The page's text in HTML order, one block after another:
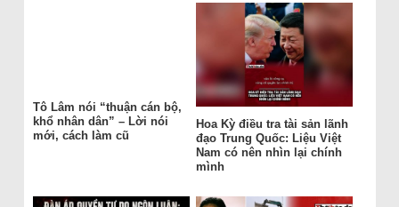
Tô Lâm nói “thuận cán bộ,
khổ nhân dân” – Lời nói
mới, cách làm cũ
Hoa Kỳ điều tra tài sản lãnh
đạo Trung Quốc: Liệu Việt
Nam có nên nhìn lại chính
mình